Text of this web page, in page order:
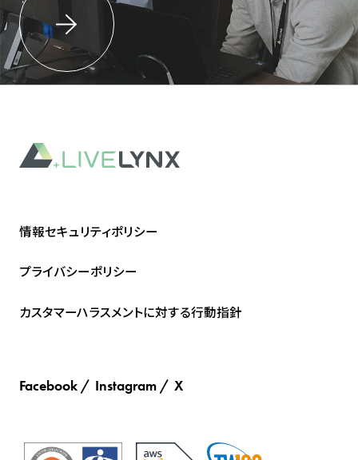
情報セキュリティポリシー
プライバシーポリシー
カスタマーハラスメントに対する行動指針
Facebook Instagram X